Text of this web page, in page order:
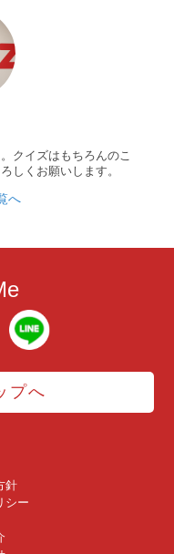
クイズはもちろんのこ
しくお願いします。
へ
プへ
針
シー